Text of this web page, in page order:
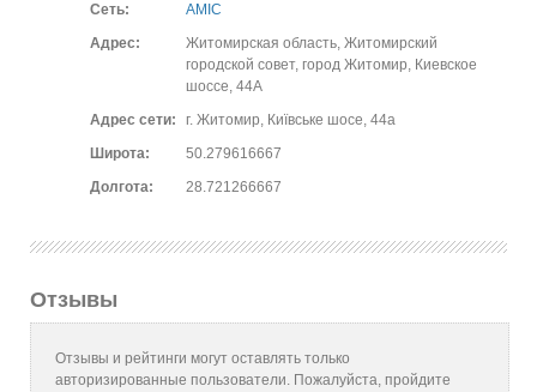
Сеть:
AMIC
Адрес:
Житомирская область, Житомирский
городской совет, город Житомир, Киевское
шоссе, 44А
Адрес сети:
г. Житомир, Київське шосе, 44а
Широта:
50.279616667
Долгота:
28.721266667
Отзывы
Отзывы и рейтинги могут оставлять только
авторизированные пользователи. Пожалуйста, пройдите